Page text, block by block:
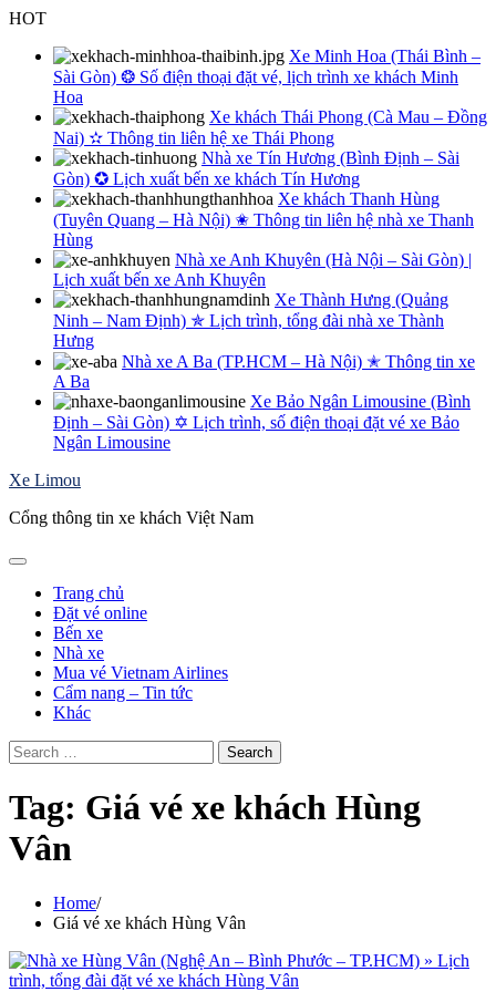
Skip
content
HOT
Xe Minh Hoa (Thái Bình –
Sài Gòn) ❂ Số điện thoại đặt vé, lịch trình xe khách Minh
Hoa
Xe khách Thái Phong (Cà Mau – Đồng
Nai) ✫ Thông tin liên hệ xe Thái Phong
Nhà xe Tín Hương (Bình Định – Sài
Gòn) ✪ Lịch xuất bến xe khách Tín Hương
Xe khách Thanh Hùng
(Tuyên Quang – Hà Nội) ✬ Thông tin liên hệ nhà xe Thanh
Hùng
Nhà xe Anh Khuyên (Hà Nội – Sài Gòn) |
Lịch xuất bến xe Anh Khuyên
Xe Thành Hưng (Quảng
Ninh – Nam Định) ✯ Lịch trình, tổng đài nhà xe Thành
Hưng
Nhà xe A Ba (TP.HCM – Hà Nội) ✭ Thông tin xe
A Ba
Xe Bảo Ngân Limousine (Bình
Định – Sài Gòn) ✡ Lịch trình, số điện thoại đặt vé xe Bảo
Ngân Limousine
Xe Limou
Cổng thông tin xe khách Việt Nam
Trang chủ
Đặt vé online
Bến xe
Nhà xe
Mua vé Vietnam Airlines
Cẩm nang – Tin tức
Khác
Search
for:
Tag: Giá vé xe khách Hùng
Vân
Home
Giá vé xe khách Hùng Vân